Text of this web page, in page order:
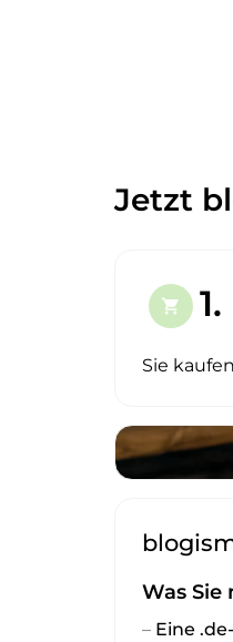
Jetzt
shopping_cart 1.
Sie
Was
– Eine